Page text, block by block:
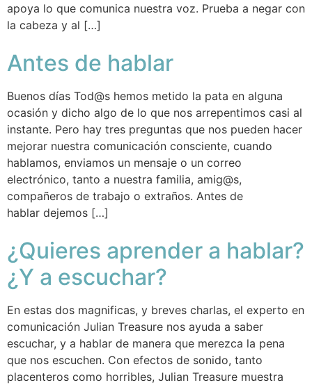
apoya lo que comunica nuestra voz. Prueba a negar con
la cabeza y al […]
Antes de hablar
Buenos días Tod@s hemos metido la pata en alguna
ocasión y dicho algo de lo que nos arrepentimos casi al
instante. Pero hay tres preguntas que nos pueden hacer
mejorar nuestra comunicación consciente, cuando
hablamos, enviamos un mensaje o un correo
electrónico, tanto a nuestra familia, amig@s,
compañeros de trabajo o extraños. Antes de
hablar dejemos […]
¿Quieres aprender a hablar?
¿Y a escuchar?
En estas dos magnificas, y breves charlas, el experto en
comunicación Julian Treasure nos ayuda a saber
escuchar, y a hablar de manera que merezca la pena
que nos escuchen. Con efectos de sonido, tanto
placenteros como horribles, Julian Treasure muestra